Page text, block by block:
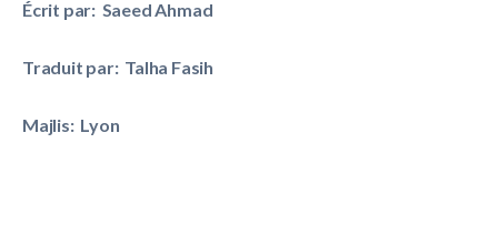
Écrit par: Saeed Ahmad
Traduit par: Talha Fasih
Majlis: Lyon